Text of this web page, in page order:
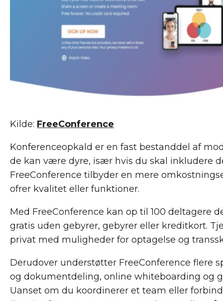
Kilde: FreeConference
Konferenceopkald er en fast bestanddel af
de kan være dyre, især hvis du skal inkludere
FreeConference tilbyder en mere
ofrer kvalitet eller funktioner.
Med FreeConference kan op til 100 deltagere
gratis uden gebyrer, gebyrer eller kreditkort.
privat med muligheder for optagelse og
Derudover understøtter FreeConference flere
og dokumentdeling, online whiteboarding og
Uanset om du koordinerer et team eller